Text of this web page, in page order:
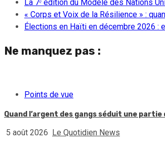
La 7ᵉ édition du Modèle des Nations
« Corps et Voix de la Résilience » :
Élections en Haïti en décembre 2026
Ne manquez pas :
Points de vue
Quand l’argent des gangs séduit une
5 août 2026 Le Quotidien News